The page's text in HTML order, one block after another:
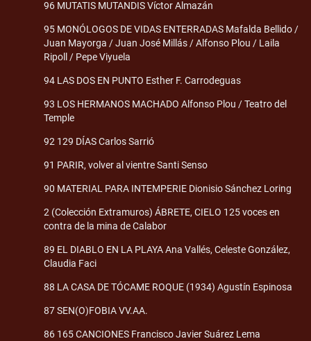
96 MUTATIS MUTANDIS Víctor Almazán
95 MONÓLOGOS DE VIDAS ENTERRADAS Mafalda Bellido /
Juan Mayorga / Juan José Millás / Alfonso Plou / Laila
Ripoll / Pepe Viyuela
94 LAS DOS EN PUNTO Esther F. Carrodeguas
93 LOS HERMANOS MACHADO Alfonso Plou / Teatro del
Temple
92 129 DÍAS Carlos Sarrió
91 PARIR, volver al vientre Santi Senso
90 MATERIAL PARA INTEMPERIE Dionisio Sánchez Loring
2 (Colección Extramuros) ÁBRETE, CIELO 125 voces en
contra de la mina de Calabor
89 EL DIABLO EN LA PLAYA Ana Vallés, Celeste González,
Claudia Faci
88 LA CASA DE TÓCAME ROQUE (1934) Agustín Espinosa
87 SEN(O)FOBIA VV.AA.
86 165 CANCIONES Francisco Javier Suárez Lema